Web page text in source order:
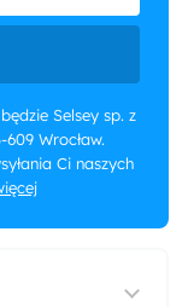
Selsey sp. z
Wrocław.
Ci naszych